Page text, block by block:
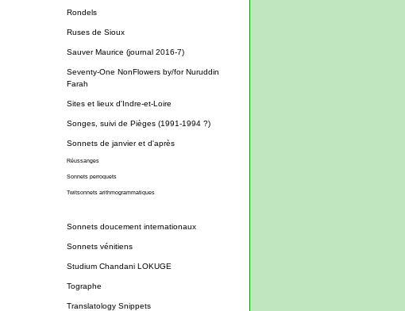
Rondels
Ruses de Sioux
Sauver Maurice (journal 2016-7)
Seventy-One NonFlowers by/for Nuruddin
Farah
Sites et lieux d'Indre-et-Loire
Songes, suivi de Pièges (1991-1994 ?)
Sonnets de janvier et d'après
Réussanges
Sonnets perroquets
Twitsonnets arithmogrammatiques
Sonnets doucement internationaux
Sonnets vénitiens
Studium Chandani LOKUGE
Tographe
Translatology Snippets